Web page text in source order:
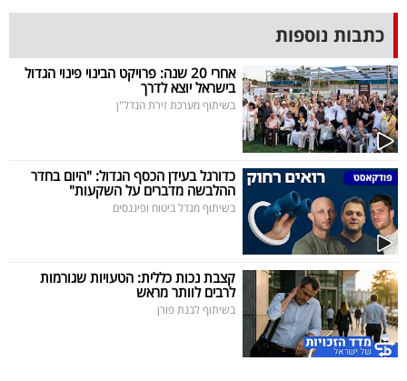
ופנאי
תיירות
TOP-
5
המילון
הכלכלי
פודקאסט
40
UNDER
40
כתבות נוספות
אחרי 20 שנה: פרויקט הבינוי פינוי הגדול
בישראל יוצא לדרך
בשיתוף מערכת זירת הנדל"ן
כדורגל בעידן הכסף הגדול: "היום בחדר
ההלבשה מדברים על השקעות"
בשיתוף מגדל ביטוח ופיננסים
קצבת נכות כללית: הטעויות שגורמות
לרבים לוותר מראש
בשיתוף לבנת פורן